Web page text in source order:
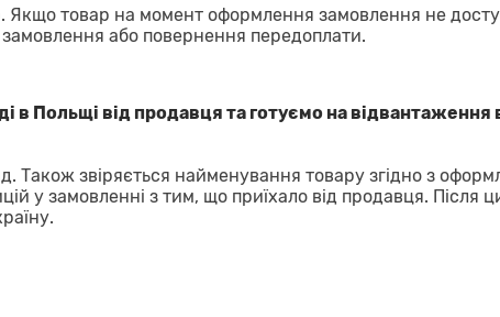
Якщо товар на момент оформлення замовлення не
або повернення передоплати.
Польщі від продавця та готуємо на відвантаження
Також звіряється найменування товару згідно з
у замовленні з тим, що приїхало від продавця. Після